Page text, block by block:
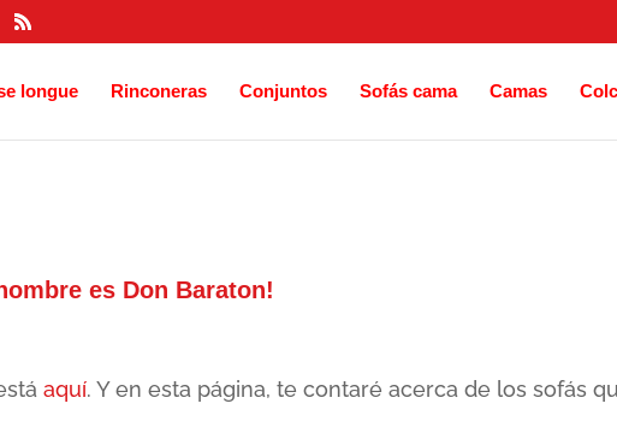
longue Rinconeras Conjuntos Sofás cama Camas
es Don Baraton!
aquí. Y en esta página, te contaré acerca de los sofás